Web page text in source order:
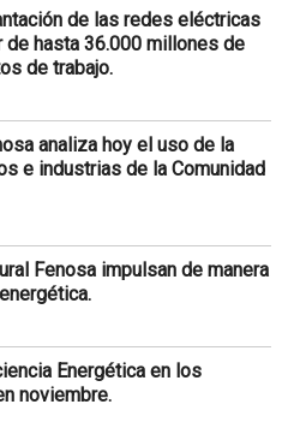
de las redes eléctricas
de hasta 36.000 millones de
de trabajo.
analiza hoy el uso de la
e industrias de la Comunidad
Fenosa impulsan de manera
Energética en los
noviembre.